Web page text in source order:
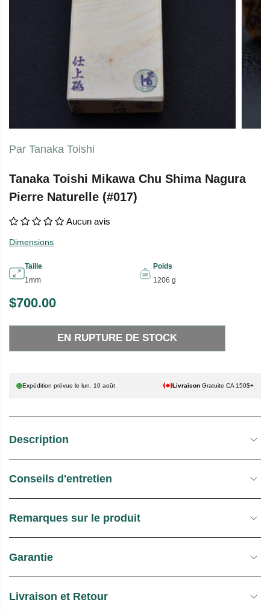
Par Tanaka Toishi
Tanaka Toishi Mikawa Chu Shima Nagura
Pierre Naturelle (#017)
Aucun avis
Dimensions
Taille
1mm
Poids
1206 g
P
R
X
T
L
$700.00
E
N
U
D
T
O
EN RUPTURE DE STOCK
Expédition prévue lelun. 10 août Livraison Gratuite CA 150$+
Description
Conseils d'entretien
Remarques sur le produit
Garantie
Livraison et Retour